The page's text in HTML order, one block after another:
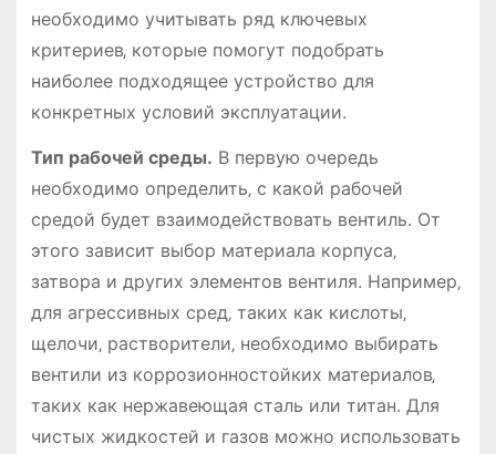
необходимо учитывать ряд ключевых
критериев‚ которые помогут подобрать
наиболее подходящее устройство для
конкретных условий эксплуатации.
Тип рабочей среды. В первую очередь
необходимо определить‚ с какой рабочей
средой будет взаимодействовать вентиль. От
этого зависит выбор материала корпуса‚
затвора и других элементов вентиля. Например‚
для агрессивных сред‚ таких как кислоты‚
щелочи‚ растворители‚ необходимо выбирать
вентили из коррозионностойких материалов‚
таких как нержавеющая сталь или титан. Для
чистых жидкостей и газов можно использовать